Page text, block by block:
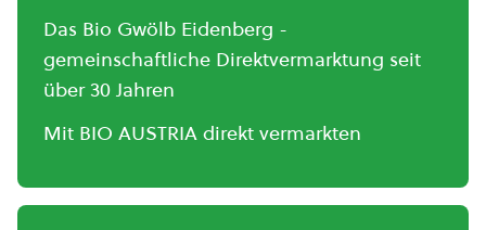
Das Bio Gwölb Eidenberg -
gemeinschaftliche Direktvermarktung seit
über 30 Jahren
Mit BIO AUSTRIA direkt vermarkten